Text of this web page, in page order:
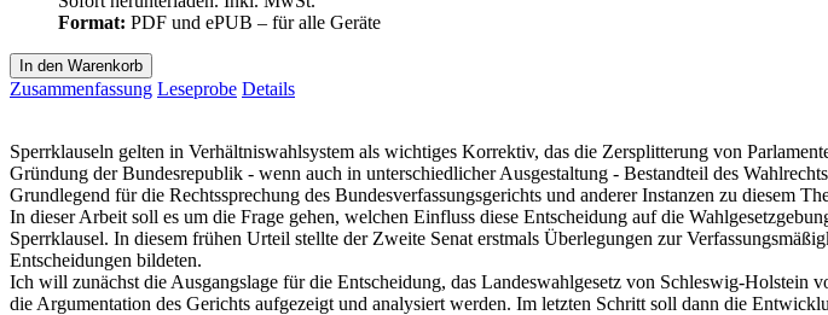
Format: PDF und ePUB – für alle Geräte
In den Warenkorb
Zusammenfassung Leseprobe Details
Sperrklauseln gelten in Verhältniswahlsystem als wichtiges Korrektiv, das die Zersplitterung von
Gründung der Bundesrepublik - wenn auch in unterschiedlicher Ausgestaltung - Bestandteil des
Grundlegend für die Rechtssprechung des Bundesverfassungsgerichts und anderer Instanzen zu diesem
In dieser Arbeit soll es um die Frage gehen, welchen Einfluss diese Entscheidung auf die
Sperrklausel. In diesem frühen Urteil stellte der Zweite Senat erstmals Überlegungen zur
Entscheidungen bildeten.
Ich will zunächst die Ausgangslage für die Entscheidung, das Landeswahlgesetz von Schleswig-
die Argumentation des Gerichts aufgezeigt und analysiert werden. Im letzten Schritt soll dann die